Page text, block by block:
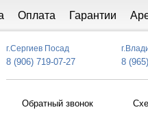
Оплата Гарантии
г.Сергиев Посад
8 (906) 719-07-27 8
Обратный звонок